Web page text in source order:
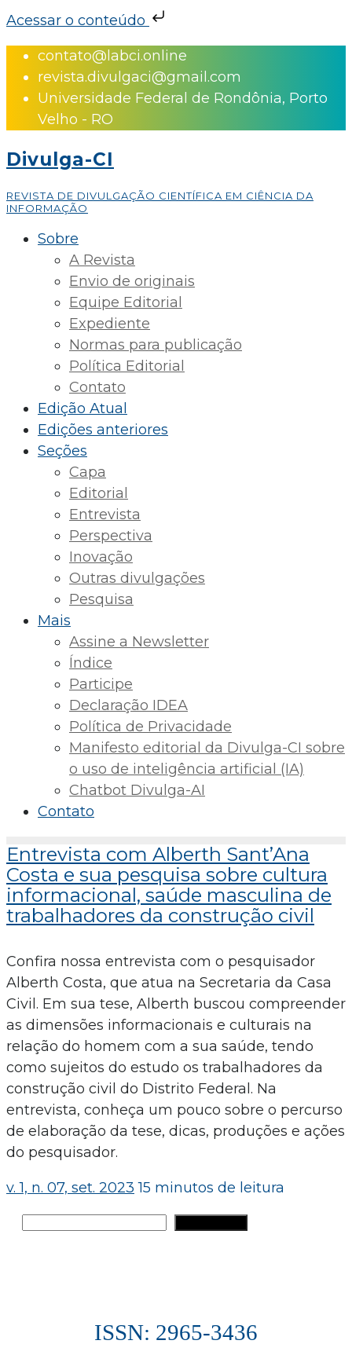
Acessar o conteúdo
Skip
content
contato@labci.online
revista.divulgaci@gmail.com
Universidade Federal de Rondônia, Porto
Velho - RO
Divulga-CI
REVISTA DE DIVULGAÇÃO CIENTÍFICA EM CIÊNCIA DA
INFORMAÇÃO
Sobre
A Revista
Envio de originais
Equipe Editorial
Expediente
Normas para publicação
Política Editorial
Contato
Edição Atual
Edições anteriores
Seções
Capa
Editorial
Entrevista
Perspectiva
Inovação
Outras divulgações
Pesquisa
Mais
Assine a Newsletter
Índice
Participe
Declaração IDEA
Política de Privacidade
Manifesto editorial da Divulga-CI sobre
o uso de inteligência artificial (IA)
Chatbot Divulga-AI
Contato
Entrevista com Alberth Sant’Ana
Costa e sua pesquisa sobre cultura
informacional, saúde masculina de
trabalhadores da construção civil
Confira nossa entrevista com o pesquisador
Alberth Costa, que atua na Secretaria da Casa
Civil. Em sua tese, Alberth buscou compreender
as dimensões informacionais e culturais na
relação do homem com a sua saúde, tendo
como sujeitos do estudo os trabalhadores da
construção civil do Distrito Federal. Na
entrevista, conheça um pouco sobre o percurso
de elaboração da tese, dicas, produções e ações
do pesquisador.
v. 1, n. 07, set. 2023 15 minutos de leitura
ISSN: 2965-3436